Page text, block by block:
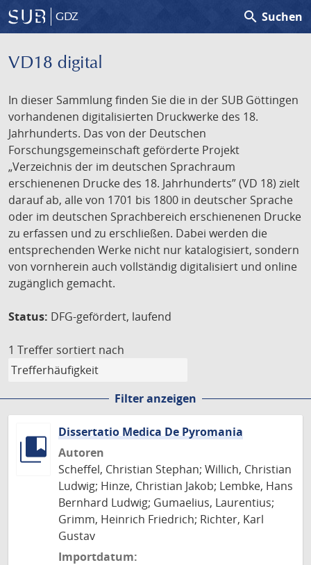
GDZ search Suchen
VD18 digital
In dieser Sammlung finden Sie die in der SUB Göttingen
vorhandenen digitalisierten Druckwerke des 18.
Jahrhunderts. Das von der Deutschen
Forschungsgemeinschaft geförderte Projekt
„Verzeichnis der im deutschen Sprachraum
erschienenen Drucke des 18. Jahrhunderts” (VD 18) zielt
darauf ab, alle von 1701 bis 1800 in deutscher Sprache
oder im deutschen Sprachbereich erschienenen Drucke
zu erfassen und zu erschließen. Dabei werden die
entsprechenden Werke nicht nur katalogisiert, sondern
von vornherein auch vollständig digitalisiert und online
zugänglich gemacht.
Status: DFG-gefördert, laufend
1 Treffer sortiert nach
Filter anzeigen
Dissertatio Medica De Pyromania
Autoren
Scheffel, Christian Stephan; Willich, Christian
Ludwig; Hinze, Christian Jakob; Lembke, Hans
Bernhard Ludwig; Gumaelius, Laurentius;
Grimm, Heinrich Friedrich; Richter, Karl
Gustav
Importdatum: